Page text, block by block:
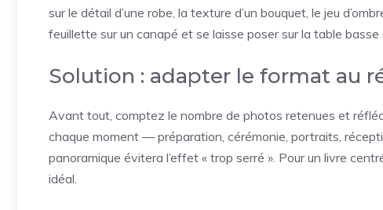
sur le détail d’une robe, la texture d’un bouquet, le jeu
feuillette sur un canapé et se laisse poser sur la table basse
Solution : adapter le format au
Avant tout, comptez le nombre de photos retenues et
chaque moment — préparation, cérémonie, portraits,
panoramique évitera l’effet « trop serré ». Pour un livre
idéal.